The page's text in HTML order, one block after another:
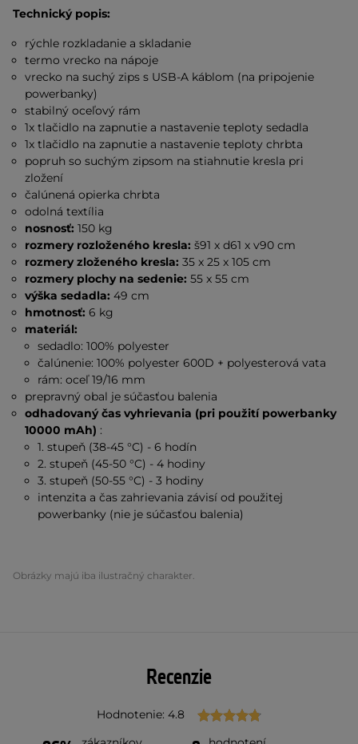
Technický popis:
rýchle rozkladanie a skladanie
termo vrecko na nápoje
vrecko na suchý zips s USB-A káblom (na pripojenie
powerbanky)
stabilný oceľový rám
1x tlačidlo na zapnutie a nastavenie teploty sedadla
1x tlačidlo na zapnutie a nastavenie teploty chrbta
popruh so suchým zipsom na stiahnutie kresla pri
zložení
čalúnená opierka chrbta
odolná textília
nosnosť:150 kg
rozmery rozloženého kresla:š91 x d61 x v90 cm
rozmery zloženého kresla:35 x 25 x 105 cm
rozmery plochy na sedenie: 55 x 55 cm
výška sedadla:49 cm
hmotnosť:6 kg
materiál:
sedadlo: 100% polyester
čalúnenie: 100% polyester 600D + polyesterová vata
rám: oceľ 19/16 mm
prepravný obal je súčasťou balenia
odhadovaný čas vyhrievania (pri použití powerbanky
10000 mAh) :
1. stupeň (38-45 °C) - 6 hodín
2. stupeň (45-50 °C) - 4 hodiny
3. stupeň (50-55 °C) - 3 hodiny
intenzita a čas zahrievania závisí od použitej
powerbanky (nie je súčasťou balenia)
Obrázky majú iba ilustračný charakter.
Recenzie
Hodnotenie: 4.8